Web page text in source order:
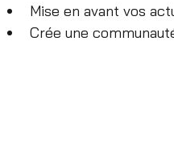
Mise en avant vos
Crée une